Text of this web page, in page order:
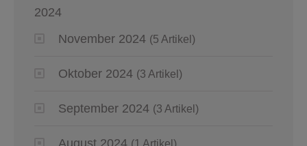
2024
November 2024 (5 Artikel)
Oktober 2024 (3 Artikel)
September 2024 (3 Artikel)